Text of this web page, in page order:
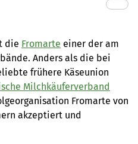
die Fromarte einer der am
Anders als die bei
frühere Käseunion
Milchkäuferverband
Fromarte von
akzeptiert und